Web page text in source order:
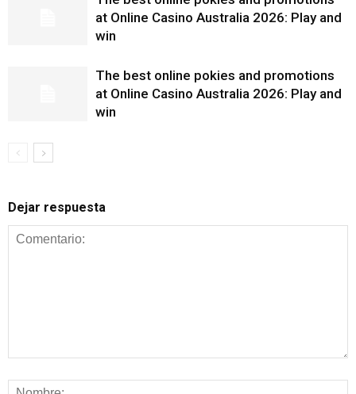
at Online Casino Australia 2026: Play and
win
The best online pokies and promotions
at Online Casino Australia 2026: Play and
win
Dejar respuesta